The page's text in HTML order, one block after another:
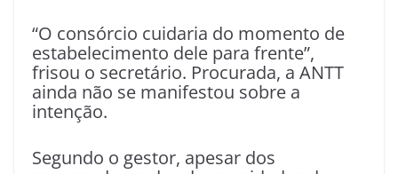
“O consórcio cuidaria do momento de
estabelecimento dele para frente”,
frisou o secretário. Procurada, a ANTT
ainda não se manifestou sobre a
intenção.
Segundo o gestor, apesar dos